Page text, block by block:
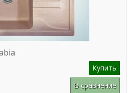
Купить
В сравнение